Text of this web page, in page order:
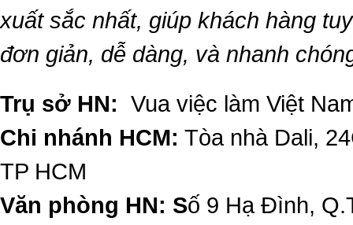
xuất sắc nhất, giúp khách hàng
đơn giản, dễ dàng, và nhanh
Trụ sở HN: Vua việc làm Việt
Chi nhánh HCM: Tòa nhà Dali,
TP HCM
Văn phòng HN: Số 9 Hạ Đình,